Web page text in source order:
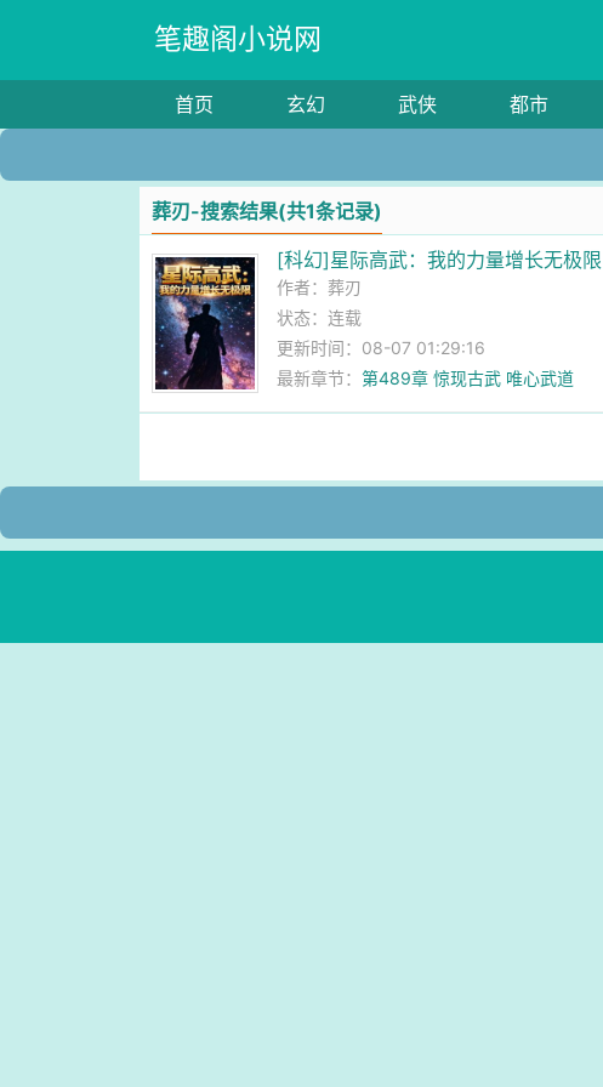
笔趣阁小说网
首页 玄幻 武侠 都市
葬刃-搜索结果(共1条记录)
[科幻]星际高武：我的力量增长无极限
作者：葬刃
状态：连载
更新时间：08-07 01:29:16
最新章节：第489章 惊现古武 唯心武道